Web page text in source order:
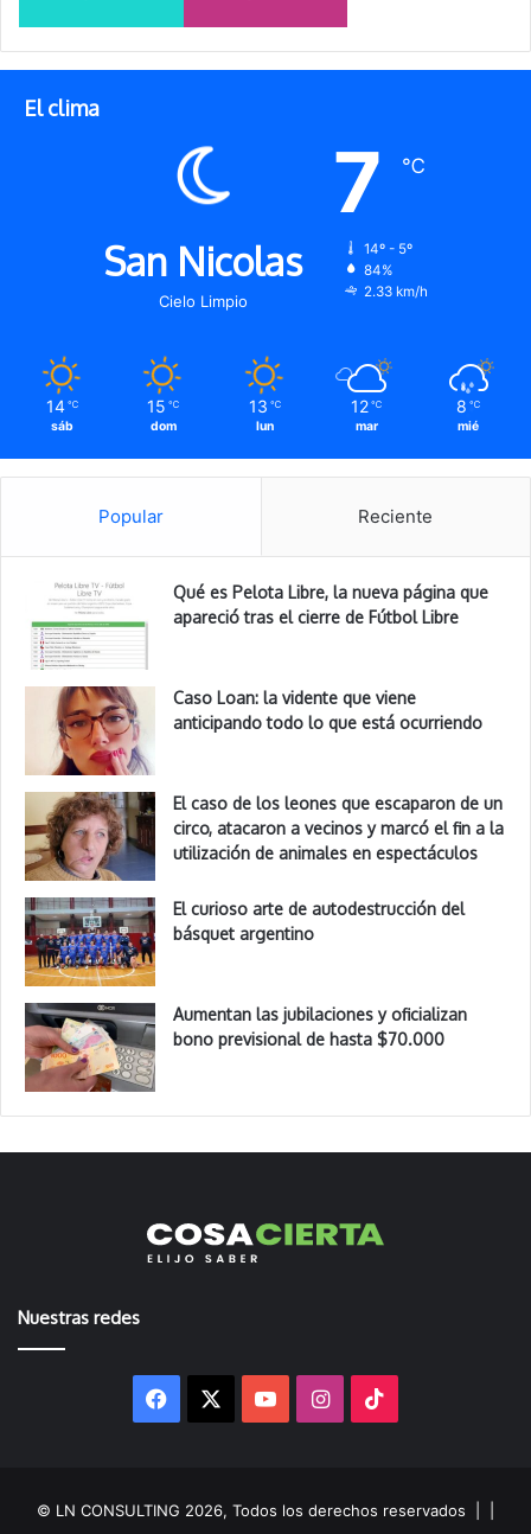
El clima
San Nicolas
Cielo Limpio
7 ℃
14º - 5º
84%
2.33 km/h
14 ℃
sáb
15 ℃
dom
13 ℃
lun
12 ℃
mar
8 ℃
mié
Popular Reciente
Qué es Pelota Libre, la nueva página que
apareció tras el cierre de Fútbol Libre
Caso Loan: la vidente que viene
anticipando todo lo que está ocurriendo
El caso de los leones que escaparon de un
circo, atacaron a vecinos y marcó el fin a la
utilización de animales en espectáculos
El curioso arte de autodestrucción del
básquet argentino
Aumentan las jubilaciones y oficializan
bono previsional de hasta $70.000
Nuestras redes
Facebook YouTubeInstagram
© LN CONSULTING 2026, Todos los derechos reservados |